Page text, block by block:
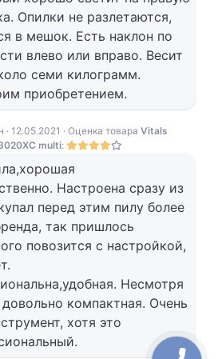
Опилки не разлетаются,
в мешок. Есть наклон по
влево или вправо. Весит
семи килограмм.
приобретением.
12.05.2021 · Оценка товара Vitals
multi:
Настроена сразу из
перед этим пилу более
так пришлось
повозится с настройкой,
Несмотря
компактная. Очень
хотя это